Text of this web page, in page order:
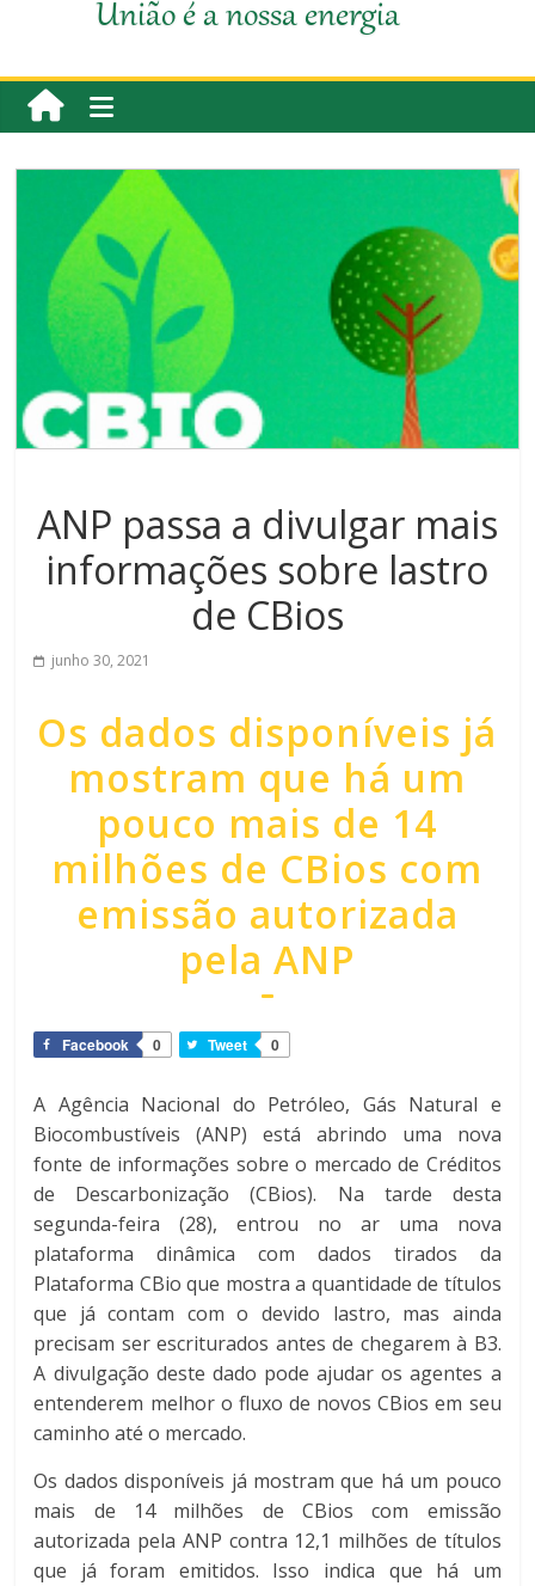
União é a nossa energia
ANP passa a divulgar mais
informações sobre lastro
de CBios
junho 30, 2021
Os dados disponíveis já
mostram que há um
pouco mais de 14
milhões de CBios com
emissão autorizada
pela ANP
Facebook 0 Tweet 0
A Agência Nacional do Petróleo, Gás Natural e
Biocombustíveis (ANP) está abrindo uma nova
fonte de informações sobre o mercado de Créditos
de Descarbonização (CBios). Na tarde desta
segunda-feira (28), entrou no ar uma nova
plataforma dinâmica com dados tirados da
Plataforma CBio que mostra a quantidade de títulos
que já contam com o devido lastro, mas ainda
precisam ser escriturados antes de chegarem à B3.
A divulgação deste dado pode ajudar os agentes a
entenderem melhor o fluxo de novos CBios em seu
caminho até o mercado.
Os dados disponíveis já mostram que há um pouco
mais de 14 milhões de CBios com emissão
autorizada pela ANP contra 12,1 milhões de títulos
que já foram emitidos. Isso indica que há um